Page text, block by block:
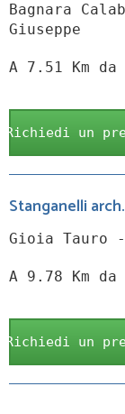
Bagnara
Giuseppe
A 7.51 Km da
Richiedi un
Stanganelli
Gioia Tauro
A 9.78 Km da
Richiedi un